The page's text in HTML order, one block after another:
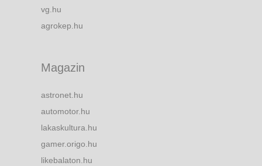
vg.hu
agrokep.hu
Magazin
astronet.hu
automotor.hu
lakaskultura.hu
gamer.origo.hu
likebalaton.hu